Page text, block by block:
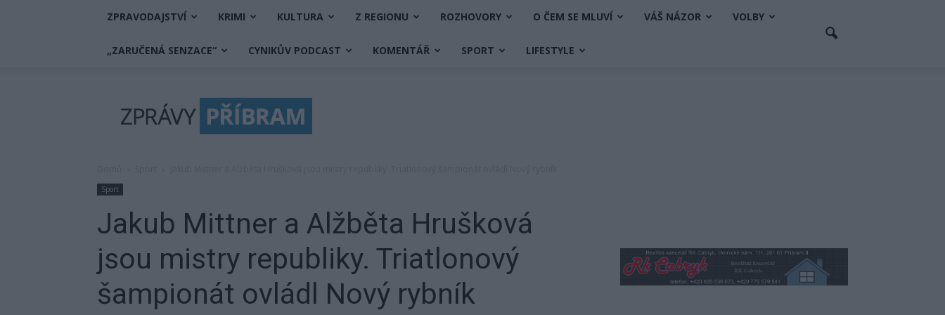
ZPRAVODAJSTVÍ KRIMI KULTURA Z REGIONU ROZHOVORY O ČEM SE MLUVÍ VÁŠ NÁZOR VOLBY
„ZARUČENÁ SENZACE“ CYNIKŮV PODCAST KOMENTÁŘ SPORT LIFESTYLE
Příbram
Sport
Jakub Mittner a Alžběta Hrušková
jsou mistry republiky. Triatlonový
šampionát ovládl Nový rybník